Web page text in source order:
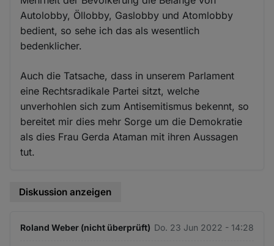
Autolobby, Öllobby, Gaslobby und Atomlobby
bedient, so sehe ich das als wesentlich
bedenklicher.
Auch die Tatsache, dass in unserem Parlament
eine Rechtsradikale Partei sitzt, welche
unverhohlen sich zum Antisemitismus bekennt, so
bereitet mir dies mehr Sorge um die Demokratie
als dies Frau Gerda Ataman mit ihren Aussagen
tut.
Diskussion anzeigen
Roland Weber (nicht überprüft) Do. 23 Jun 2022 - 14:28